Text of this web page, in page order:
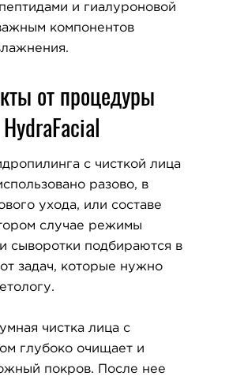
и гиалуроновой
компонентов
от процедуры
HydraFacial
с чисткой лица
разово, в
ухода, или составе
случае режимы
сыворотки подбираются в
задач, которые нужно
чистка лица с
глубоко очищает и
покров. После нее